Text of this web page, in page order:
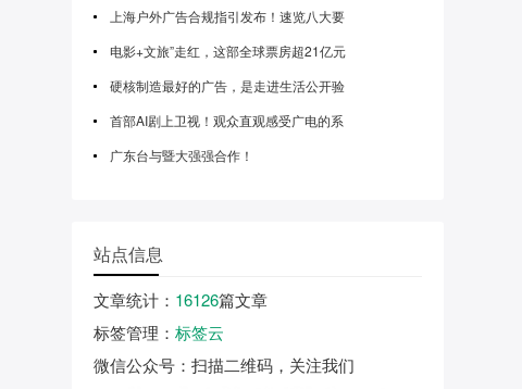
上海户外广告合规指引发布！速览八大要
电影+文旅”走红，这部全球票房超21亿元
硬核制造最好的广告，是走进生活公开验
首部AI剧上卫视！观众直观感受广电的系
广东台与暨大强强合作！
站点信息
文章统计 ： 16126篇文章
标签管理 ： 标签云
微信公众号 ：扫描二维码，关注我们